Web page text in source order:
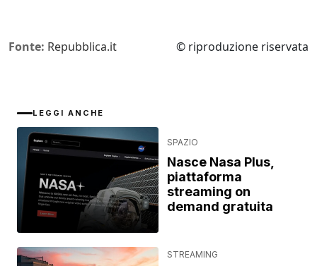
Fonte: Repubblica.it © riproduzione riservata
LEGGI ANCHE
SPAZIO
Nasce Nasa Plus,
piattaforma
streaming on
demand gratuita
STREAMING